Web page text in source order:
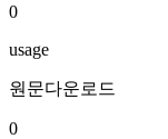
0
usage
원문다운로드
0